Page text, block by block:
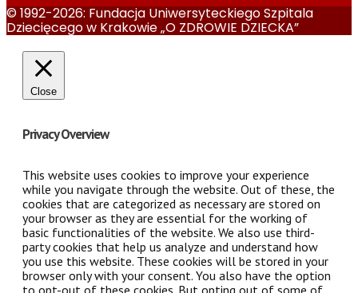
© 1992-2026: Fundacja Uniwersyteckiego Szpitala
Dziecięcego w Krakowie „O ZDROWIE DZIECKA”
Close
Privacy Overview
This website uses cookies to improve your experience
while you navigate through the website. Out of these, the
cookies that are categorized as necessary are stored on
your browser as they are essential for the working of
basic functionalities of the website. We also use third-
party cookies that help us analyze and understand how
you use this website. These cookies will be stored in your
browser only with your consent. You also have the option